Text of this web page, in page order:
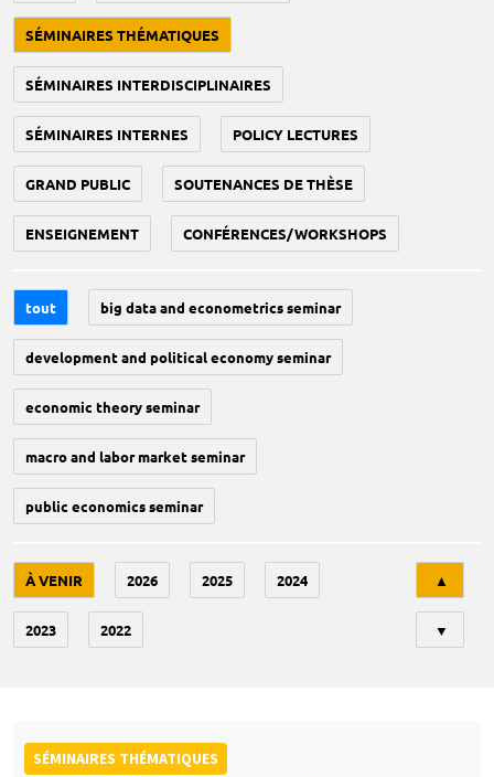
SÉMINAIRES THÉMATIQUES
SÉMINAIRES INTERDISCIPLINAIRES
SÉMINAIRES INTERNES POLICY LECTURES
GRAND PUBLIC SOUTENANCES DE THÈSE
ENSEIGNEMENT CONFÉRENCES/WORKSHOPS
tout big data and econometrics seminar
development and political economy seminar
economic theory seminar
macro and labor market seminar
public economics seminar
À VENIR 2026 2025 2024
2023 2022
▲
▼
SÉMINAIRES THÉMATIQUES